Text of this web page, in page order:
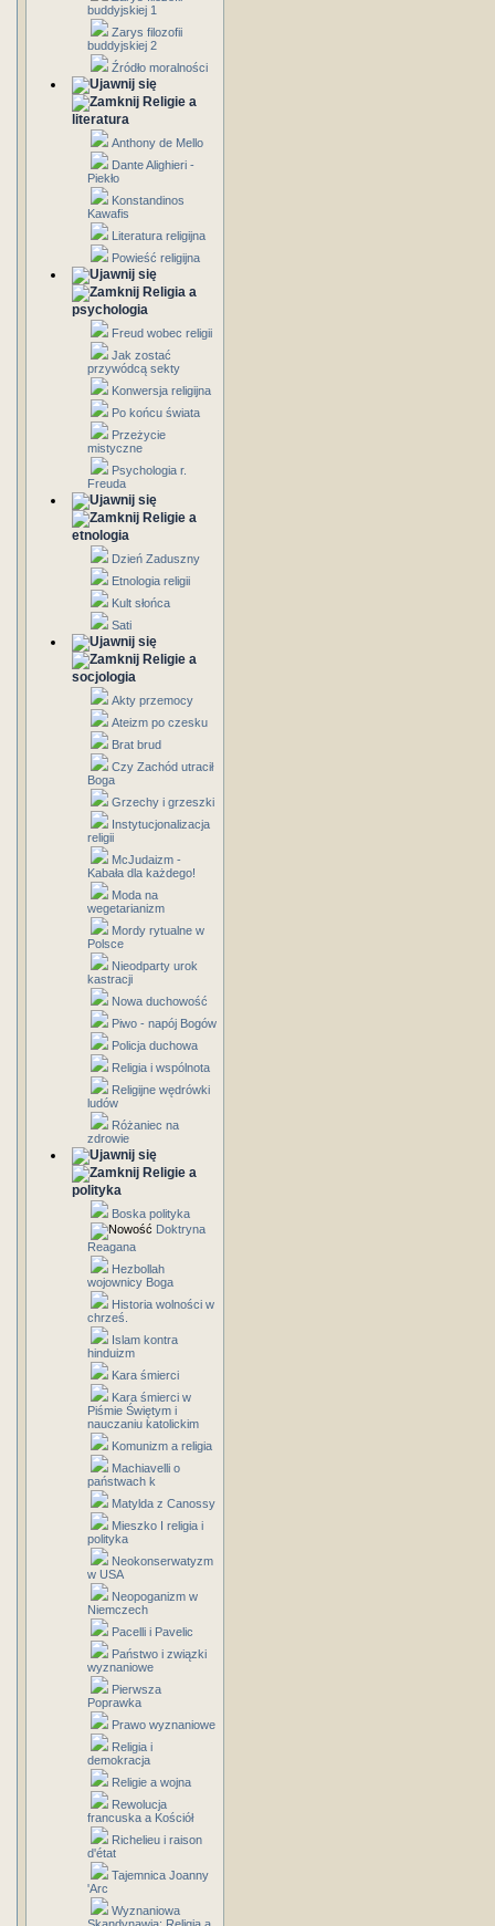
buddyjskiej 1
Zarys filozofii
buddyjskiej 2
Źródło moralności
Religie a
literatura
Anthony de Mello
Dante Alighieri -
Piekło
Konstandinos
Kawafis
Literatura religijna
Powieść religijna
Religia a
psychologia
Freud wobec religii
Jak zostać
przywódcą sekty
Konwersja religijna
Po końcu świata
Przeżycie
mistyczne
Psychologia r.
Freuda
Religie a
etnologia
Dzień Zaduszny
Etnologia religii
Kult słońca
Sati
Religie a
socjologia
Akty przemocy
Ateizm po czesku
Brat brud
Czy Zachód utracił
Boga
Grzechy i grzeszki
Instytucjonalizacja
religii
McJudaizm -
Kabała dla każdego!
Moda na
wegetarianizm
Mordy rytualne w
Polsce
Nieodparty urok
kastracji
Nowa duchowość
Piwo - napój Bogów
Policja duchowa
Religia i wspólnota
Religijne wędrówki
ludów
Różaniec na
zdrowie
Religie a
polityka
Boska polityka
Doktryna
Reagana
Hezbollah
wojownicy Boga
Historia wolności w
chrześ.
Islam kontra
hinduizm
Kara śmierci
Kara śmierci w
Piśmie Świętym i
nauczaniu katolickim
Komunizm a religia
Machiavelli o
państwach k
Matylda z Canossy
Mieszko I religia i
polityka
Neokonserwatyzm
w USA
Neopoganizm w
Niemczech
Pacelli i Pavelic
Państwo i związki
wyznaniowe
Pierwsza
Poprawka
Prawo wyznaniowe
Religia i
demokracja
Religie a wojna
Rewolucja
francuska a Kościół
Richelieu i raison
d'état
Tajemnica Joanny
'Arc
Wyznaniowa